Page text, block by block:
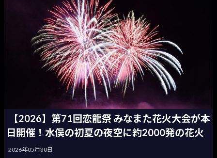
【2026】第71回恋龍祭 みなまた花火大会が本
日開催！水俣の初夏の夜空に約2000発の花火
2026年05月30日